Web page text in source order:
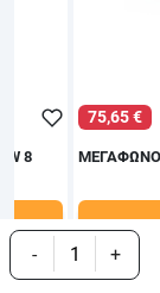
- +
8
75,65 €
ΜΕΓΑΦΩΝΟ
85,00 €
testFalse